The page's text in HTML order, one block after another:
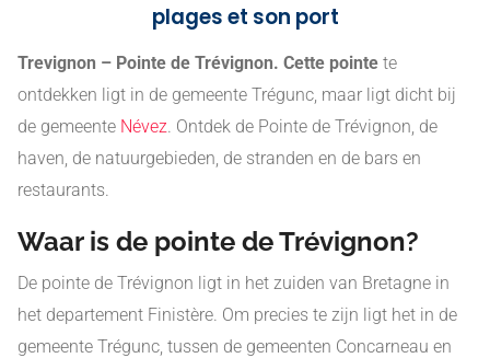
plages et son port
Trevignon – Pointe de Trévignon. Cette pointe te
ontdekken ligt in de gemeente Trégunc, maar ligt dicht bij
de gemeente Névez . Ontdek de Pointe de Trévignon, de
haven, de natuurgebieden, de stranden en de bars en
restaurants.
Waar is de pointe de Trévignon?
De pointe de Trévignon ligt in het zuiden van Bretagne in
het departement Finistère. Om precies te zijn ligt het in de
gemeente Trégunc, tussen de gemeenten Concarneau en